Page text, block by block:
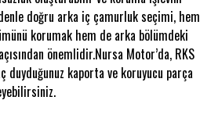
doğru arka iç çamurluk seçimi, hem
korumak hem de arka bölümdeki
önemlidir.Nursa Motor’da, RKS
kaporta ve koruyucu parça